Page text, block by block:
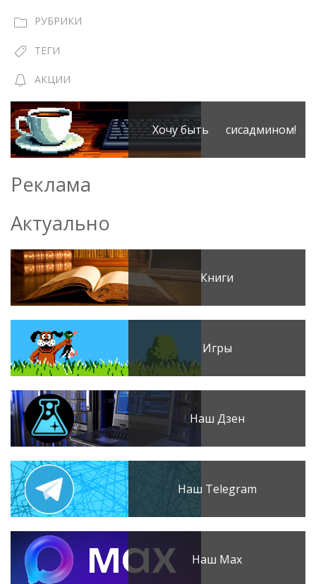
РУБРИКИ
ТЕГИ
АКЦИИ
Хочу быть сисадмином!
Реклама
Актуально
Книги
Игры
Наш Дзен
Наш Telegram
Наш Max